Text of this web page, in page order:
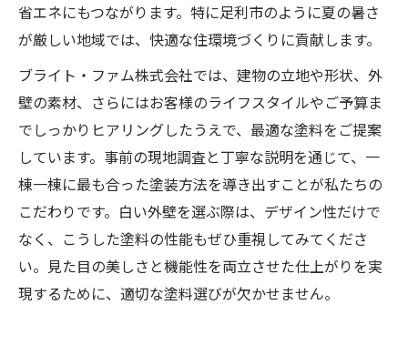
省エネにもつながります。特に足利市のように夏の暑さ
が厳しい地域では、快適な住環境づくりに貢献します。
ブライト・ファム株式会社では、建物の立地や形状、外
壁の素材、さらにはお客様のライフスタイルやご予算ま
でしっかりヒアリングしたうえで、最適な塗料をご提案
しています。事前の現地調査と丁寧な説明を通じて、一
棟一棟に最も合った塗装方法を導き出すことが私たちの
こだわりです。白い外壁を選ぶ際は、デザイン性だけで
なく、こうした塗料の性能もぜひ重視してみてくださ
い。見た目の美しさと機能性を両立させた仕上がりを実
現するために、適切な塗料選びが欠かせません。